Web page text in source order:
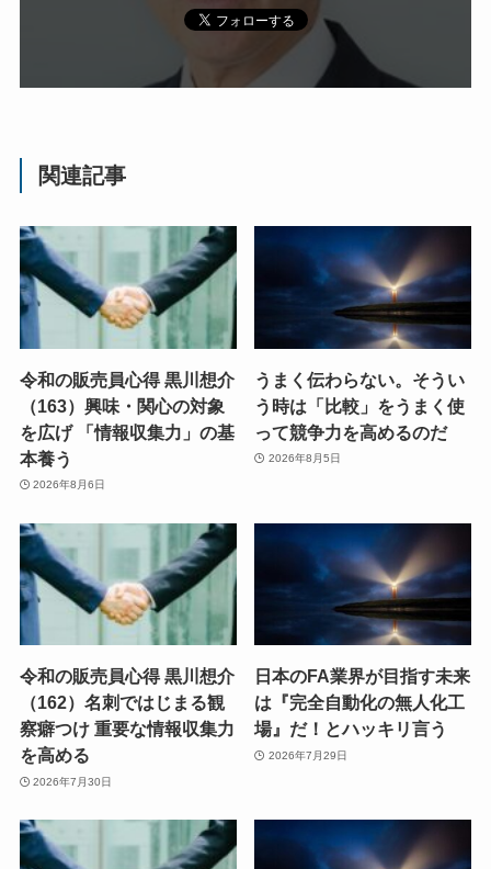
関連記事
令和の販売員心得 黒川想介
（163）興味・関心の対象
を広げ 「情報収集力」の基
本養う
2026年8月6日
うまく伝わらない。そうい
う時は「比較」をうまく使
って競争力を高めるのだ
2026年8月5日
令和の販売員心得 黒川想介
（162）名刺ではじまる観
察癖つけ 重要な情報収集力
を高める
2026年7月30日
日本のFA業界が目指す未来
は『完全自動化の無人化工
場』だ！とハッキリ言う
2026年7月29日